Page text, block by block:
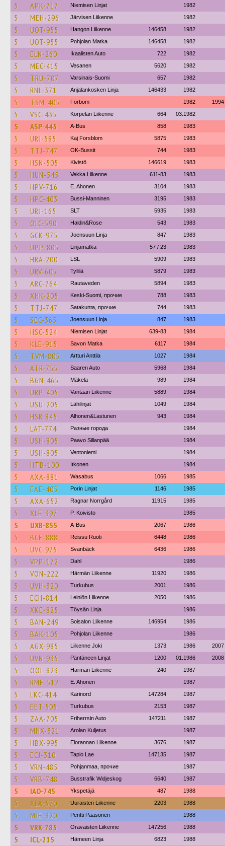
5 APK-717 Niemisen Linjat 1982
5 MEH-296 Järvisen Liikenne 1982
5 UOT-955 Hangon Liikenne 146458 1982
5 UOT-955 Pohjolan Matka 146458 1982
5 ELN-260 Ikaalisten Auto 722 1982
5 MEC-415 Vesanen 5620 1982
5 TRU-707 Varsinais-Suomi 657 1982
5 RNL-371 Anjalankosken Linja 146433 1982
5 TSM-405 Förbom 1982 1994
5 VSC-435 Korpelan Liikenne 664 03.1982
5 ASP-445 A-Bus 858 1983
5 URJ-585 Kaj Forsblom 5875 1983
5 TTJ-747 OK-Bussit 744 1983
5 HSN-505 Kivistö 146619 1983
5 HUN-545 Vekka Liikenne 611-83 1983
5 HPV-716 E. Ahonen 3104 1983
5 HPC-403 Bussi-Manninen 3195 1983
5 URJ-165 SLT 5935 1983
5 OLC-590 Haldin&Rose 543 1983
5 GCK-975 Joensuun Linja 847 1983
5 UPP-805 Linjamatka 57 / 23 1983
5 HRA-200 LSL 5909 1983
5 URV-605 Tyllilä 5879 1983
5 ARC-764 Rautaveden 5894 1983
5 XHK-205 Keski-Suomi, прочие 788 1983
5 TTJ-747 Satakunta, прочие 744 1983
5 SEC-365 Joensuun Linja 847 1983
5 HSC-524 Niemisen Linjat 639-83 1984
5 KLE-915 Savon Matka 6117 1984
5 TVM-805 Artturi Anttila 1027 1984
5 ATR-755 Saaren Auto 5968 1984
5 BGN-465 Mäkela 989 1984
5 URP-405 Vantaan Liikenne 5889 1984
5 USU-205 Lähilinjat 1049 1984
5 HSR-845 Alhonen&Lastunen 943 1984
5 LAT-774 Разные города 1984
5 USH-805 Paavo Sillanpää 1984
5 USH-805 Ventoniemi 1984
5 HTB-100 Itkonen 1984
5 AXA-881 Wasabus 1066 1985
5 EAE-405 Porin Linjat 1146 1985
5 AXA-652 Ragnar Norrgård 11915 1985
5 XLE-397 P. Koivisto 1985
5 UXB-855 A-Bus 2067 1986
5 BCE-888 Reissu Ruoti 6448 1986
5 UVC-975 Svanbäck 6436 1986
5 VPP-172 Dahl 1986
5 VON-222 Härmän Liikenne 11920 1986
5 UVH-320 Turkubus 2001 1986
5 ECH-814 Leiniön Liikenne 2050 1986
5 XKE-825 Töysän Linja 1986
5 BAN-249 Soisalon Liikenne 146954 1986
5 BAK-105 Pohjolan Liikenne 1986
5 AGX-985 Liikenne Joki 1373 1986 2007
5 UVN-935 Päntäneen Linjat 1200 01.1986 2008
5 OOL-823 Härmän Liikenne 240 1987
5 RME-512 E. Ahonen 1987
5 LKC-414 Karinord 147284 1987
5 EET-505 Turkubus 2153 1987
5 ZAA-705 Friherrsin Auto 147211 1987
5 MHX-321 Arolan Kuljetus 1987
5 HBX-995 Elorannan Liikenne 3676 1987
5 ECJ-310 Tapio Lae 147135 1987
5 VRN-485 Pohjanmaa, прочие 1987
5 VRB-748 Busstrafik Widjeskog 6640 1987
5 IAO-745 Ykspetäjä 487 1988
5 XLA-570 Uuraisten Liikenne 2203 1988
5 MJE-820 Pentti Paasonen 1988
5 VRK-785 Oravaisten Liikenne 147256 1988
5 ICL-215 Hämeen Linja 6823 1988